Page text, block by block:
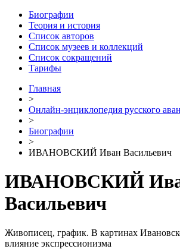
Биографии
Теория и история
Список авторов
Список музеев и коллекций
Список сокращений
Тарифы
Главная
>
Онлайн-энциклопедия русского
>
Биографии
>
ИВАНОВСКИЙ Иван Васильевич
ИВАНОВСКИЙ
Васильевич
Живописец, график. В картинах
влияние экспрессионизма